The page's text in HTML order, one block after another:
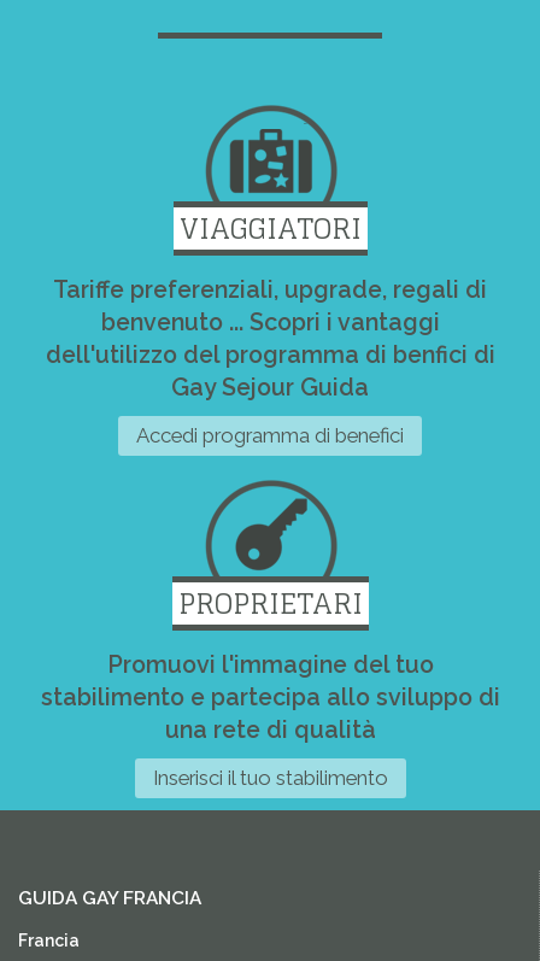
VIAGGIATORI
Tariffe preferenziali, upgrade, regali di
benvenuto ... Scopri i vantaggi
dell'utilizzo del programma di benfici di
Gay Sejour Guida
Accedi programma di benefici
PROPRIETARI
Promuovi l'immagine del tuo
stabilimento e partecipa allo sviluppo di
una rete di qualità
Inserisci il tuo stabilimento
GUIDA GAY FRANCIA
Francia